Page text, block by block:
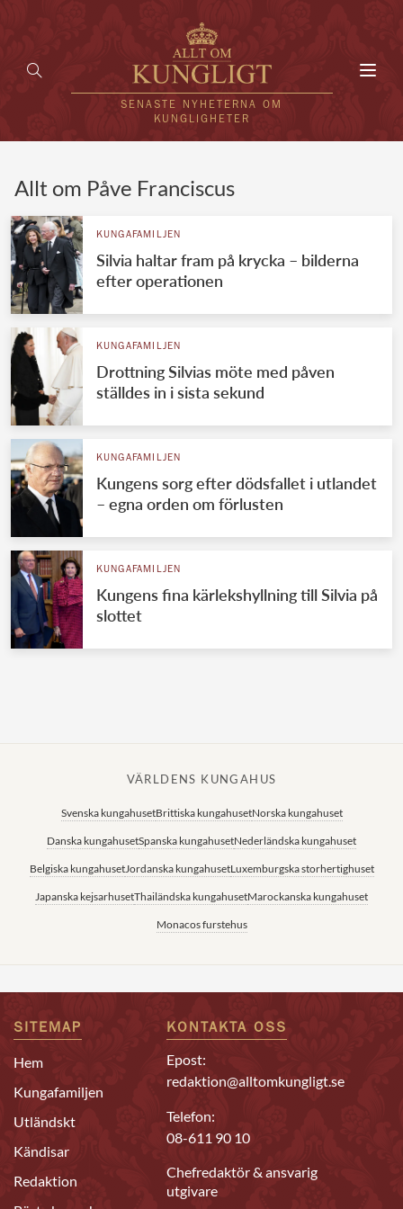
SENASTE NYHETERNA OM
KUNGLIGHETER
UTLÄNDSKT
VÄRLDENS KUNGAHUS
Svenska kungahuset
Brittiska kungahuset
Danska kungahuset
Spanska kungahuset
Jordanska kungahuset
Luxemburgska storhertighuset
Japanska kejsarhuset
REDAKTION
Allt om Påve Franciscus
KUNGAFAMILJEN
Silvia haltar fram på krycka – bilderna
efter operationen
KUNGAFAMILJEN
Drottning Silvias möte med påven
ställdes in i sista sekund
KUNGAFAMILJEN
Kungens sorg efter dödsfallet i utlandet
– egna orden om förlusten
KUNGAFAMILJEN
Kungens fina kärlekshyllning till Silvia på
slottet
VÄRLDENS KUNGAHUS
Svenska kungahusetBrittiska kungahusetNorska kungahuset
Danska kungahusetSpanska kungahusetNederländska kungahuset
Belgiska kungahusetJordanska kungahusetLuxemburgska storhertighuset
Japanska kejsarhusetThailändska kungahusetMarockanska kungahuset
Monacos furstehus
SITEMAP
Hem
Kungafamiljen
Utländskt
Kändisar
Redaktion
KONTAKTA OSS
Epost:
redaktion@alltomkungligt.se
Telefon:
08-611 90 10
Chefredaktör & ansvarig
utgivare